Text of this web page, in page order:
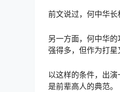
前文说过，何中华长
另一方面，何中华
强得多，但作为打星
以这样的条件，出
是前辈高人的典范。